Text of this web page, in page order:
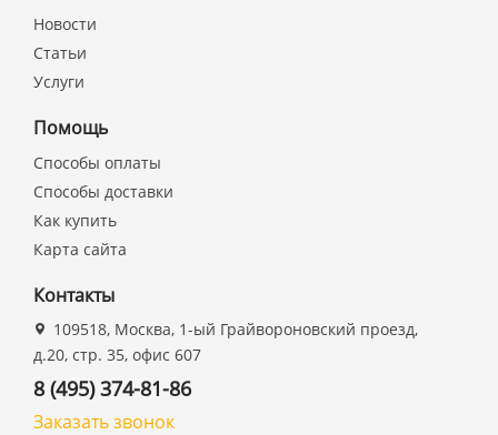
Новости
Статьи
Услуги
Помощь
Способы оплаты
Способы доставки
Как купить
Карта сайта
Контакты
109518, Москва, 1-ый Грайвороновский проезд,
д.20, стр. 35, офис 607
8 (495) 374-81-86
Заказать звонок